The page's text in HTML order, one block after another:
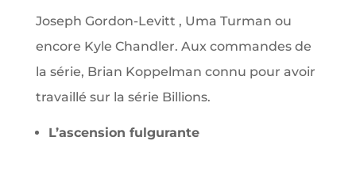
Joseph Gordon-Levitt , Uma Turman ou
encore Kyle Chandler. Aux commandes de
la série, Brian Koppelman connu pour avoir
travaillé sur la série Billions.
L’ascension fulgurante